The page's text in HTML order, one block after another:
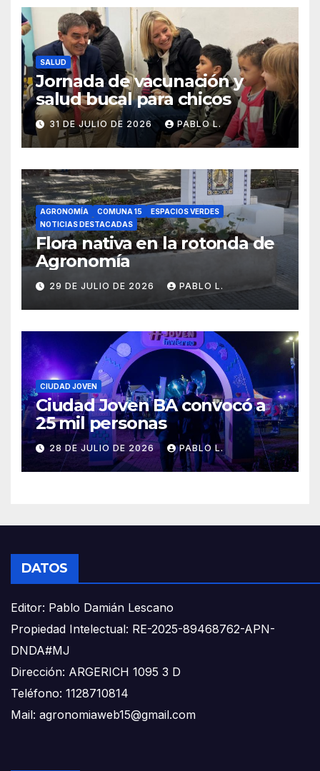
SALUD
Jornada de vacunación y
salud bucal para chicos
31 DE JULIO DE 2026 PABLO L.
AGRONOMÍA COMUNA 15
ESPACIOS VERDES
NOTICIAS DESTACADAS
Flora nativa en la rotonda de
Agronomía
29 DE JULIO DE 2026 PABLO L.
CIUDAD JOVEN
Ciudad Joven BA convocó a
25 mil personas
28 DE JULIO DE 2026 PABLO L.
DATOS
Editor: Pablo Damián Lescano
Propiedad Intelectual: RE-2025-89468762-APN-
DNDA#MJ
Dirección: ARGERICH 1095 3 D
Teléfono: 1128710814
Mail: agronomiaweb15@gmail.com